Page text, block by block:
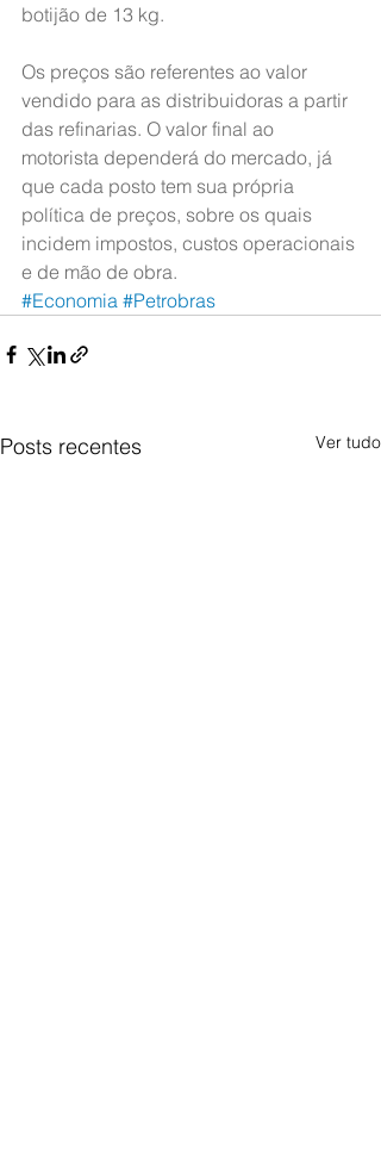
botijão de 13 kg.
Os preços são referentes ao valor
vendido para as distribuidoras a partir
das refinarias. O valor final ao
motorista dependerá do mercado, já
que cada posto tem sua própria
política de preços, sobre os quais
incidem impostos, custos operacionais
e de mão de obra.
#Economia #Petrobras
Posts recentes Ver tudo